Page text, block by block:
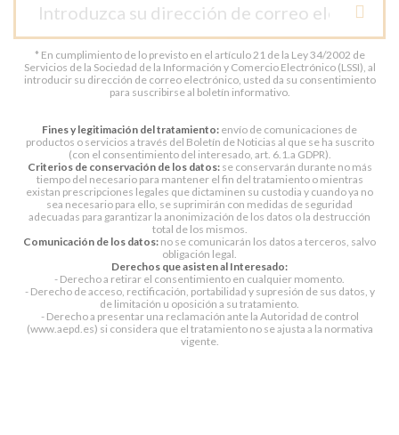
* En cumplimiento de lo previsto en el artículo 21 de la Ley 34/2002 de
Servicios de la Sociedad de la Información y Comercio Electrónico (LSSI), al
introducir su dirección de correo electrónico, usted da su consentimiento
para suscribirse al boletín informativo.
Fines y legitimación del tratamiento: envío de comunicaciones de
productos o servicios a través del Boletín de Noticias al que se ha suscrito
(con el consentimiento del interesado, art. 6.1.a GDPR).
Criterios de conservación de los datos:se conservarán durante no más
tiempo del necesario para mantener el fin del tratamiento o mientras
existan prescripciones legales que dictaminen su custodia y cuando ya no
sea necesario para ello, se suprimirán con medidas de seguridad
adecuadas para garantizar la anonimización de los datos o la destrucción
total de los mismos.
Comunicación de los datos: no se comunicarán los datos a terceros, salvo
obligación legal.
Derechos que asisten al Interesado:
- Derecho a retirar el consentimiento en cualquier momento.
- Derecho de acceso, rectificación, portabilidad y supresión de sus datos, y
de limitación u oposición a su tratamiento.
- Derecho a presentar una reclamación ante la Autoridad de control
(www.aepd.es) si considera que el tratamiento no se ajusta a la normativa
vigente.